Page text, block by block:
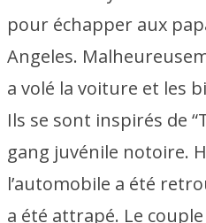
pour échapper aux
Angeles.
a volé la voiture et les
Ils se sont inspirés de
gang juvénile notoire.
l’automobile a été
a été attrapé. Le